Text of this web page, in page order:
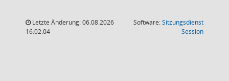
Letzte Änderung: 06.08.2026
16:02:04
Software:Sitzungsdienst
Session(Wird in